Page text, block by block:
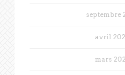
septembre
avril
mars